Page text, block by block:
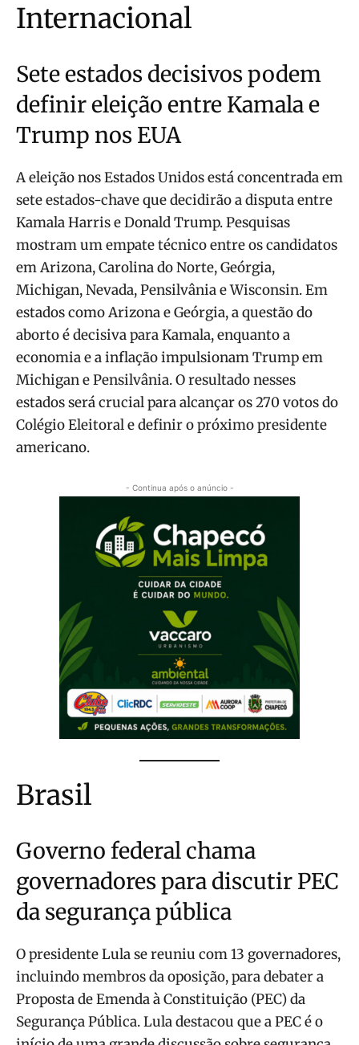
Internacional
Sete estados decisivos podem
definir eleição entre Kamala e
Trump nos EUA
A eleição nos Estados Unidos está concentrada em
sete estados-chave que decidirão a disputa entre
Kamala Harris e Donald Trump. Pesquisas
mostram um empate técnico entre os candidatos
em Arizona, Carolina do Norte, Geórgia,
Michigan, Nevada, Pensilvânia e Wisconsin. Em
estados como Arizona e Geórgia, a questão do
aborto é decisiva para Kamala, enquanto a
economia e a inflação impulsionam Trump em
Michigan e Pensilvânia. O resultado nesses
estados será crucial para alcançar os 270 votos do
Colégio Eleitoral e definir o próximo presidente
americano.
- Continua após o anúncio -
Brasil
Governo federal chama
governadores para discutir PEC
da segurança pública
O presidente Lula se reuniu com 13 governadores,
incluindo membros da oposição, para debater a
Proposta de Emenda à Constituição (PEC) da
Segurança Pública. Lula destacou que a PEC é o